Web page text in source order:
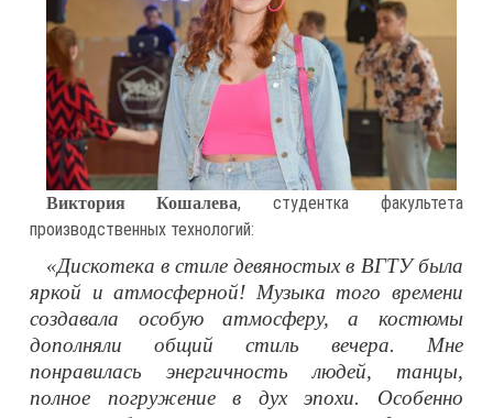
Виктория Кошалева, студентка факультета
производственных технологий:
«Дискотека в стиле девяностых в ВГТУ была
яркой и атмосферной! Музыка того времени
создавала особую атмосферу, а костюмы
дополняли общий стиль вечера. Мне
понравилась энергичность людей, танцы,
полное погружение в дух эпохи. Особенно